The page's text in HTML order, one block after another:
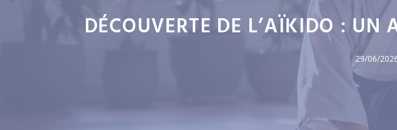
DÉCOUVERTE DE L’AÏKIDO :
29/06/